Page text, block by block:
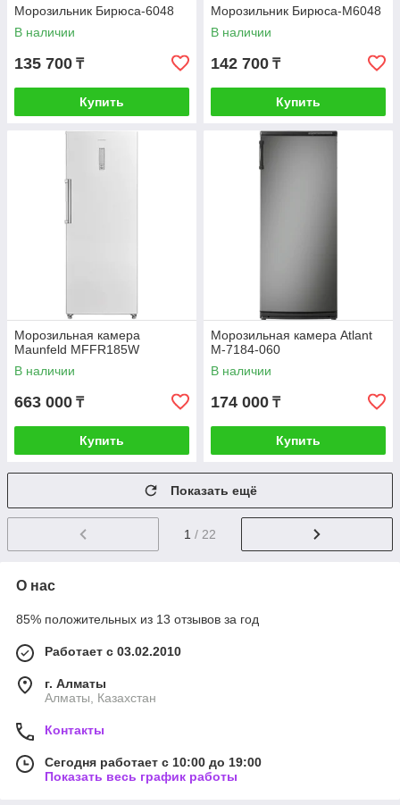
Морозильник Бирюса-6048
В наличии
135 700 ₸
Купить
Морозильник Бирюса-М6048
В наличии
142 700 ₸
Купить
Морозильная камера
Maunfeld MFFR185W
В наличии
663 000 ₸
Купить
Морозильная камера Atlant
М-7184-060
В наличии
174 000 ₸
Купить
Показать ещё
1 / 22
О нас
85% положительных из 13 отзывов за год
Работает с 03.02.2010
г. Алматы
Алматы, Казахстан
Контакты
Сегодня работает с 10:00 до 19:00
Показать весь график работы